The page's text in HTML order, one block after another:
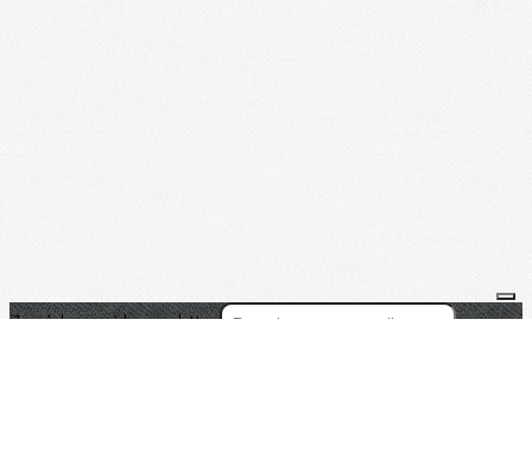
Je m'abonne à la newsletter